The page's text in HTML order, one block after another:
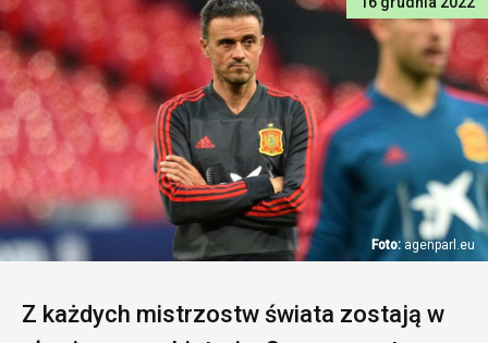
agenparl.eu
Z każdych mistrzostw świata zostają w